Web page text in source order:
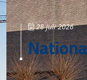
28 juli 2026